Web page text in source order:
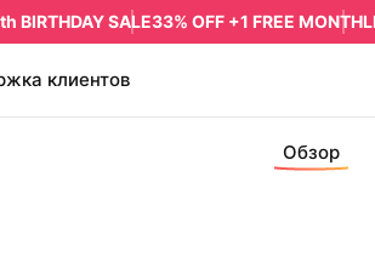
BIRTHDAY SALE33% OFF +1 FREE MONTH
клиентов
Обзор